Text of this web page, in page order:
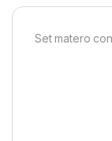
Set matero